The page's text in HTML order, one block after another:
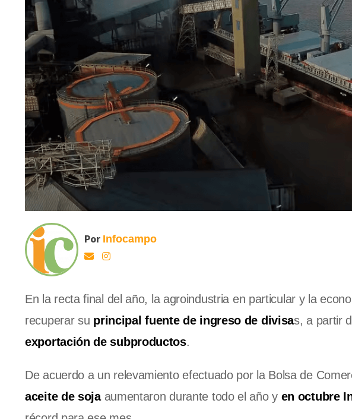
Por Infocampo
En la recta final del año, la agroindustria en particular y la
recuperar su principal fuente de ingreso de divisas, a partir
exportación de subproductos.
De acuerdo a un relevamiento efectuado por la Bolsa de
aceite de sojaaumentaron durante todo el año y en octubre